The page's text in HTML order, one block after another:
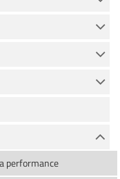
performance